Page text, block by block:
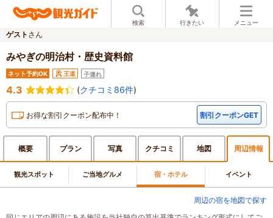
検索 行きたい メニュー
ゲスト さん
みやぎの明治村・歴史資料館
ネット予約OK 王道 子連れ
4.3 (クチコミ86件)
お得な割引クーポン配布中！ 割引クーポンGET
概要 プラン 写真 クチコミ 地図 周辺情報
観光スポット ご当地グルメ 宿・ホテル イベント
周辺の宿を地図で探す